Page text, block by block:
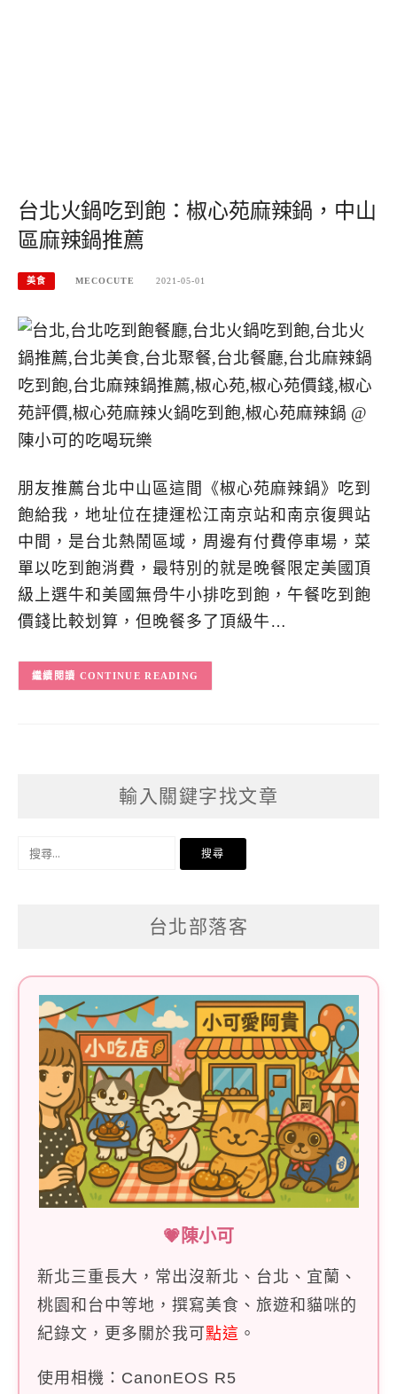
台北火鍋吃到飽：椒心苑麻辣鍋，中山
區麻辣鍋推薦
美食 MECOCUTE 2021-05-01
朋友推薦台北中山區這間《椒心苑麻辣鍋》吃到
飽給我，地址位在捷運松江南京站和南京復興站
中間，是台北熱鬧區域，周邊有付費停車場，菜
單以吃到飽消費，最特別的就是晚餐限定美國頂
級上選牛和美國無骨牛小排吃到飽，午餐吃到飽
價錢比較划算，但晚餐多了頂級牛…
CONTINUE READING
輸入關鍵字找文章
搜
台北部落客
💗陳小可
新北三重長大，常出沒新北、台北、宜蘭、
桃園和台中等地，撰寫美食、旅遊和貓咪的
紀錄文，更多關於我可點這 。
使用相機：CanonEOS R5